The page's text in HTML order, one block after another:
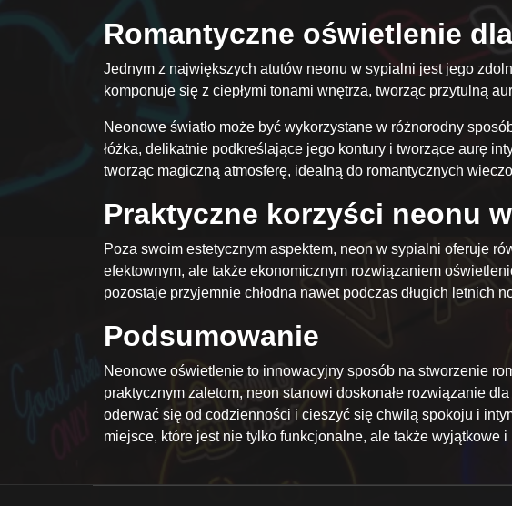
Romantyczne oświetlenie
Jednym z największych atutów neonu w sypialni jest jego
komponuje się z ciepłymi tonami wnętrza, tworząc przytulną
Neonowe światło może być wykorzystane w różnorodny
łóżka, delikatnie podkreślające jego kontury i tworzące aurę
tworząc magiczną atmosferę, idealną do romantycznych
Praktyczne korzyści neonu
Poza swoim estetycznym aspektem, neon w sypialni oferuje
efektownym, ale także ekonomicznym rozwiązaniem
pozostaje przyjemnie chłodna nawet podczas długich letnich
Podsumowanie
Neonowe oświetlenie to innowacyjny sposób na stworzenie
praktycznym zaletom, neon stanowi doskonałe rozwiązanie
oderwać się od codzienności i cieszyć się chwilą spokoju i
miejsce, które jest nie tylko funkcjonalne, ale także wyjątkowe i